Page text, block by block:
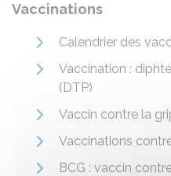
Vaccinations
Calendrier des
Vaccination :
(DTP)
Vaccin contre la
Vaccinations
BCG : vaccin